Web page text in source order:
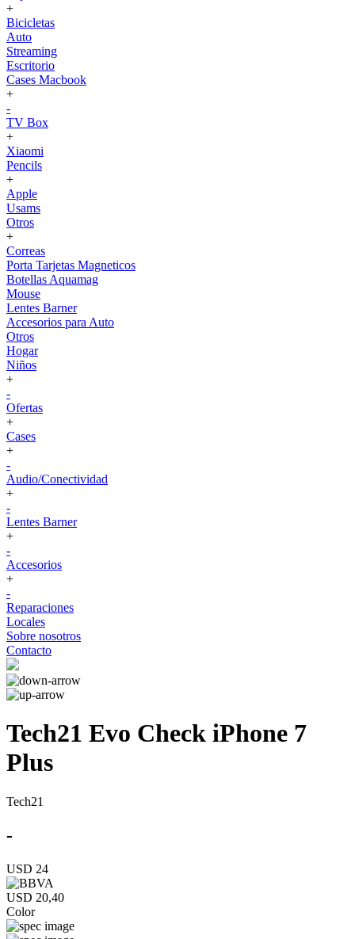
+
Bicicletas
Auto
Streaming
Escritorio
Cases Macbook
+
-
TV Box
+
Xiaomi
Pencils
+
Apple
Usams
Otros
+
Correas
Porta Tarjetas Magneticos
Botellas Aquamag
Mouse
Lentes Barner
Accesorios para Auto
Otros
Hogar
Niños
+
-
Ofertas
+
Cases
+
-
Audio/Conectividad
+
-
Lentes Barner
+
-
Accesorios
+
-
Reparaciones
Locales
Sobre nosotros
Contacto
Tech21 Evo Check iPhone 7
Plus
Tech21
-
USD 24
USD 20,40
Color